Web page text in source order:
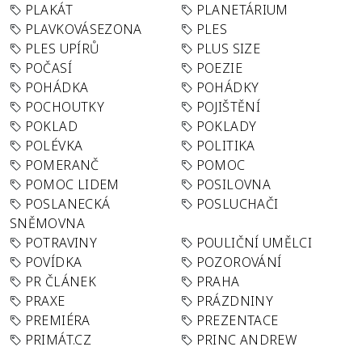
PLAKÁT
PLANETÁRIUM
PLAVKOVÁSEZONA
PLES
PLES UPÍRŮ
PLUS SIZE
POČASÍ
POEZIE
POHÁDKA
POHÁDKY
POCHOUTKY
POJIŠTĚNÍ
POKLAD
POKLADY
POLÉVKA
POLITIKA
POMERANČ
POMOC
POMOC LIDEM
POSILOVNA
POSLANECKÁ
SNĚMOVNA
POSLUCHAČI
POTRAVINY
POULIČNÍ UMĚLCI
POVÍDKA
POZOROVÁNÍ
PR ČLÁNEK
PRAHA
PRAXE
PRÁZDNINY
PREMIÉRA
PREZENTACE
PRIMÁT.CZ
PRINC ANDREW